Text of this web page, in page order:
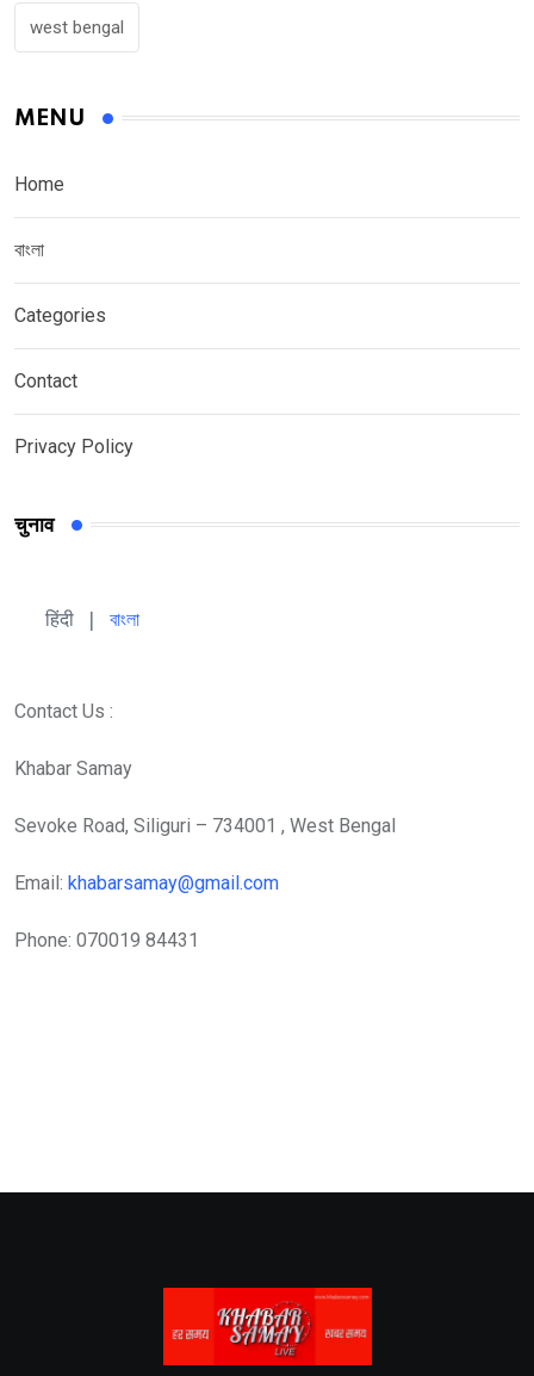
west bengal
MENU
Home
বাংলা
Categories
Contact
Privacy Policy
चुनाव
हिंदी বাংলা
Contact Us :
Khabar Samay
Sevoke Road, Siliguri – 734001 , West Bengal
Email: khabarsamay@gmail.com
Phone: 070019 84431